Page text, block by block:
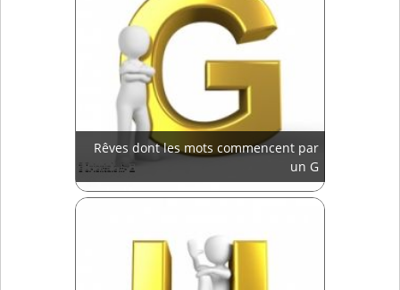
Rêves dont les mots commencent par
un G